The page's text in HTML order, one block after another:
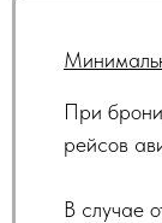
При
рейсов
В случае